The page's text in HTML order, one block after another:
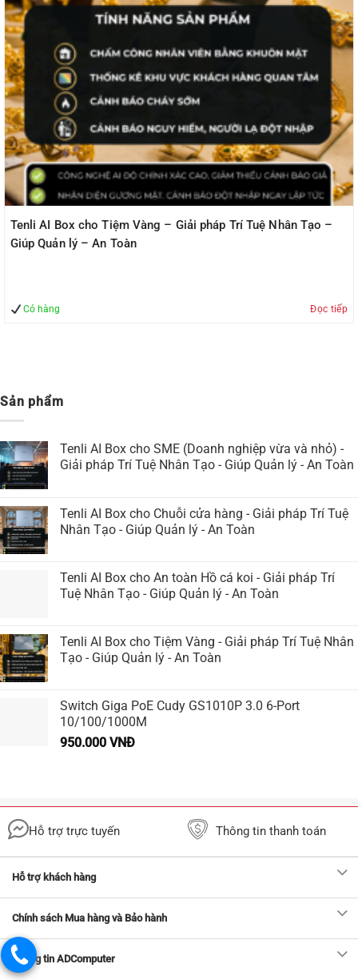
Tenli AI Box cho Tiệm Vàng – Giải pháp Trí Tuệ Nhân Tạo –
Giúp Quản lý – An Toàn
Có hàng Đọc tiếp
Sản phẩm
Tenli AI Box cho SME (Doanh nghiệp vừa và nhỏ) -
Giải pháp Trí Tuệ Nhân Tạo - Giúp Quản lý - An Toàn
Tenli AI Box cho Chuỗi cửa hàng - Giải pháp Trí Tuệ
Nhân Tạo - Giúp Quản lý - An Toàn
Tenli AI Box cho An toàn Hồ cá koi - Giải pháp Trí
Tuệ Nhân Tạo - Giúp Quản lý - An Toàn
Tenli AI Box cho Tiệm Vàng - Giải pháp Trí Tuệ Nhân
Tạo - Giúp Quản lý - An Toàn
Switch Giga PoE Cudy GS1010P 3.0 6-Port
10/100/1000M
950.000 VNĐ
Hỗ trợ trực tuyến Thông tin thanh toán
Hỗ trợ khách hàng
Chính sách Mua hàng và Bảo hành
Thông tin ADComputer